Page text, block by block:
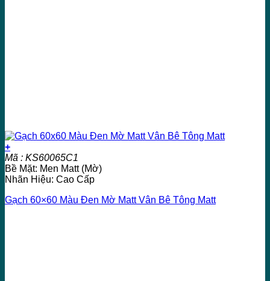
+
Mã : KS60065C1
Bề Mặt: Men Matt (Mờ)
Nhãn Hiệu: Cao Cấp
Gạch 60×60 Màu Đen Mờ Matt Vân Bê Tông Matt